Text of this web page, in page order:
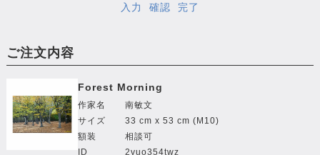
入力 確認 完了
ご注文内容
Forest Morning
作家名
南敏文
サイズ
33 cm x 53 cm (M10)
額装
相談可
ID
2vuo354twz